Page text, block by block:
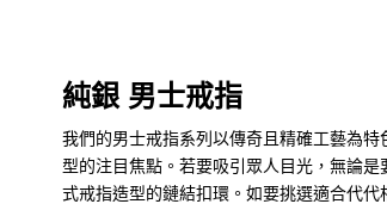
純銀 男士戒指
我們的男士戒指系列以傳奇且精確工藝為
型的注目焦點。若要吸引眾人目光，無論
式戒指造型的鏈結扣環。如要挑選適合代